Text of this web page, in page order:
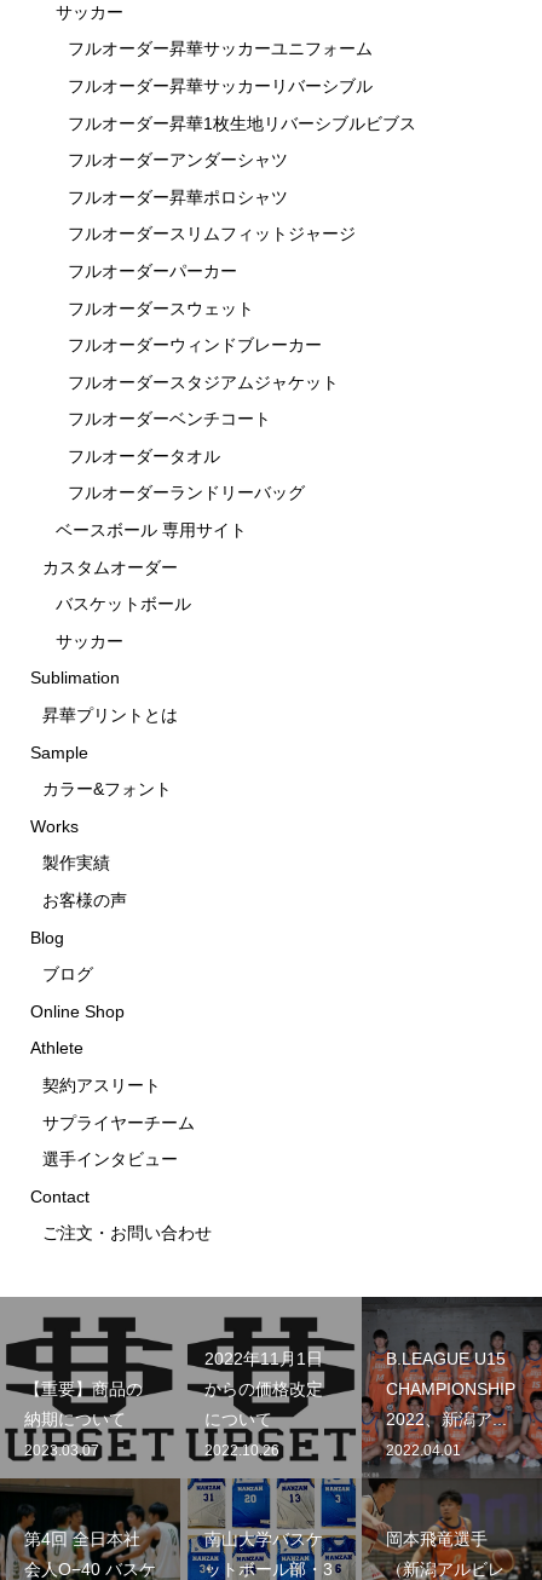
サッカー
フルオーダー昇華サッカーユニフォーム
フルオーダー昇華サッカーリバーシブル
フルオーダー昇華1枚生地リバーシブルビブス
フルオーダーアンダーシャツ
フルオーダー昇華ポロシャツ
フルオーダースリムフィットジャージ
フルオーダーパーカー
フルオーダースウェット
フルオーダーウィンドブレーカー
フルオーダースタジアムジャケット
フルオーダーベンチコート
フルオーダータオル
フルオーダーランドリーバッグ
ベースボール 専用サイト
カスタムオーダー
バスケットボール
サッカー
Sublimation
昇華プリントとは
Sample
カラー&フォント
Works
製作実績
お客様の声
Blog
ブログ
Online Shop
Athlete
契約アスリート
サプライヤーチーム
選手インタビュー
Contact
ご注文・お問い合わせ
【重要】商品の
納期について
2023.03.07
2022年11月1日
からの価格改定
について
2022.10.26
B.LEAGUE U15
CHAMPIONSHIP
2022、新潟ア...
2022.04.01
第4回 全日本社
会人O−40 バスケ
南山大学バスケ
ットボール部・3
岡本飛竜選手
（新潟アルビレ